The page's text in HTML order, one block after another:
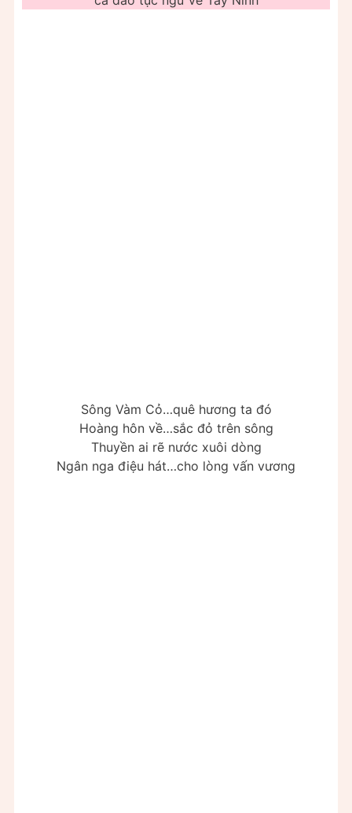
Sông Vàm Cỏ…quê hương ta đó
Hoàng hôn về…sắc đỏ trên sông
Thuyền ai rẽ nước xuôi dòng
Ngân nga điệu hát…cho lòng vấn vương